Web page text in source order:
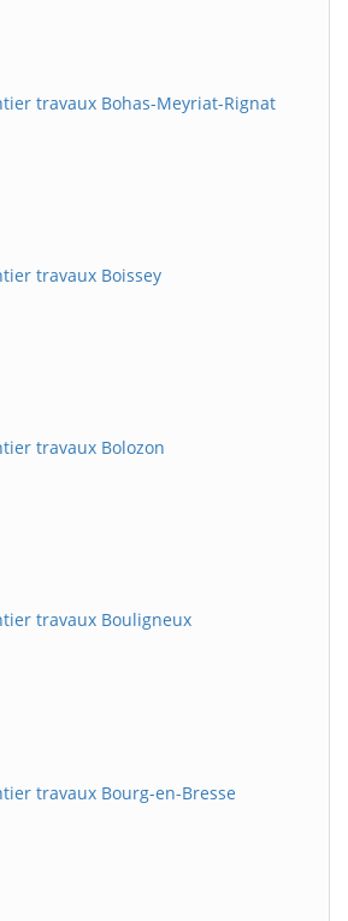
travaux Bohas-Meyriat-Rignat
travaux Boissey
travaux Bolozon
travaux Bouligneux
travaux Bourg-en-Bresse